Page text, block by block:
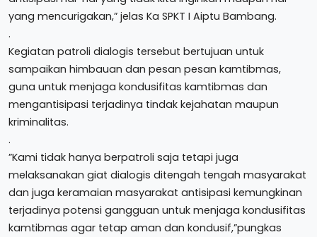
yang mencurigakan,” jelas Ka SPKT I Aiptu Bambang.
.
Kegiatan patroli dialogis tersebut bertujuan untuk
sampaikan himbauan dan pesan pesan kamtibmas,
guna untuk menjaga kondusifitas kamtibmas dan
mengantisipasi terjadinya tindak kejahatan maupun
kriminalitas.
.
”Kami tidak hanya berpatroli saja tetapi juga
melaksanakan giat dialogis ditengah tengah masyarakat
dan juga keramaian masyarakat antisipasi kemungkinan
terjadinya potensi gangguan untuk menjaga kondusifitas
kamtibmas agar tetap aman dan kondusif,”pungkas